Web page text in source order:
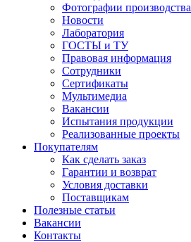
Фотографии производства
Новости
Лаборатория
ГОСТЫ и ТУ
Правовая информация
Сотрудники
Сертификаты
Мультимедиа
Вакансии
Испытания продукции
Реализованные проекты
Покупателям
Как сделать заказ
Гарантии и возврат
Условия доставки
Поставщикам
Полезные статьи
Вакансии
Контакты